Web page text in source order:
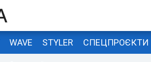
WAVE STYLER СПЕЦПРОЄКТИ